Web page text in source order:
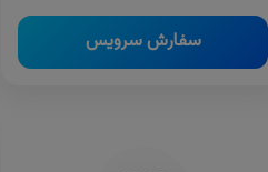
سفارش سرویس